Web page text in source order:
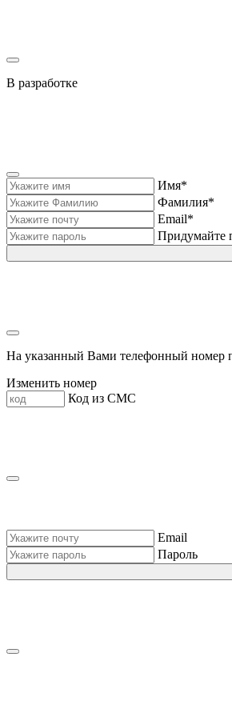
В разработке
Имя*
Фамилия*
Email*
Придумайте
На указанный Вами телефонный номер
Изменить номер
Код из СМС
Email
Пароль